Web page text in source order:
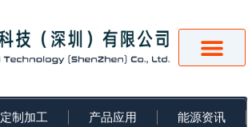
定制加工 产品应用 能源资讯